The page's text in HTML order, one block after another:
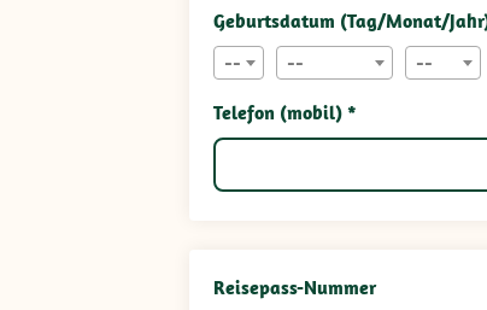
Geburtsdatum (Tag/Monat/
-- -- --
Telefon (mobil) *
Reisepass-Nummer